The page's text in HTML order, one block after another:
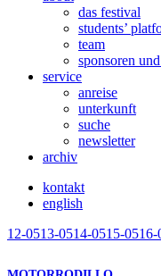
das festival
students’
team
sponsoren
service
anreise
unterkunft
suche
newsletter
archiv
kontakt
english
12-0513-0514-0515-0516-